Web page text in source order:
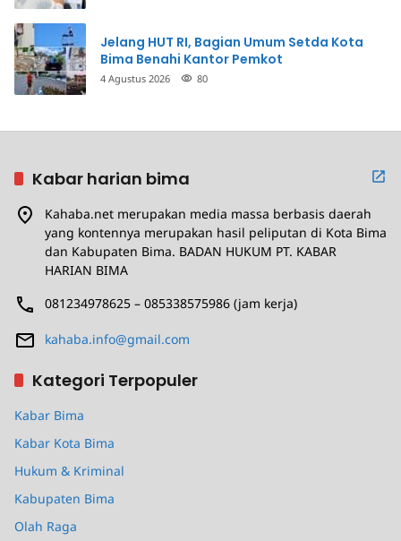
Jelang HUT RI, Bagian Umum Setda Kota
Bima Benahi Kantor Pemkot
4 Agustus 2026 80
Kabar harian bima
Kahaba.net merupakan media massa berbasis daerah
yang kontennya merupakan hasil peliputan di Kota Bima
dan Kabupaten Bima. BADAN HUKUM PT. KABAR
HARIAN BIMA
081234978625 – 085338575986 (jam kerja)
kahaba.info@gmail.com
Kategori Terpopuler
Kabar Bima
Kabar Kota Bima
Hukum & Kriminal
Kabupaten Bima
Olah Raga